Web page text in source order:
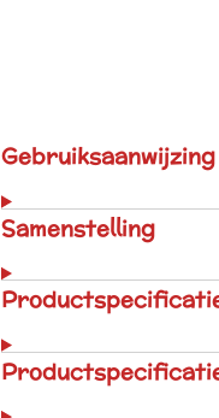
Gebruiksaanwijzing
Samenstelling